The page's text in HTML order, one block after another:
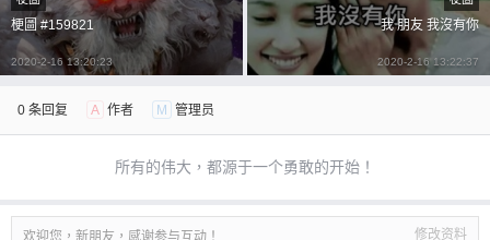
梗圖 #159821
2020-2-16 13:20:23
我 朋友 我沒有你
2020-2-16 13:22:37
0 条回复 A 作者 M 管理员
所有的伟大，都源于一个勇敢的开始！
欢迎您，新朋友，感谢参与互动！ 修改资料